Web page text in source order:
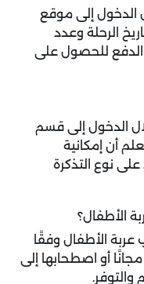
الدخول إلى موقع
الرحلة وعدد
الدفع للحصول على
الدخول إلى قسم
أن إمكانية
على نوع التذكرة
الأطفال؟
الأطفال وفقًا
أو اصطحابها إلى